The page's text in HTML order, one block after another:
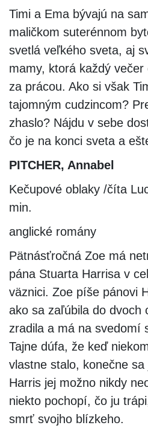
Timi a Ema bývajú na
maličkom suterénnom
svetlá veľkého sveta, aj
mamy, ktorá každý
za prácou. Ako si však
tajomným cudzincom?
zhaslo? Nájdu v sebe
čo je na konci sveta a
PITCHER, Annabel
Kečupové oblaky /číta
min.
anglické romány
Pätnásťročná Zoe má
pána Stuarta Harrisa v
väznici. Zoe píše pánovi
ako sa zaľúbila do dvoch
zradila a má na svedomí
Tajne dúfa, že keď
vlastne stalo, konečne
Harris jej možno nikdy
niekto pochopí, čo ju
smrť svojho blízkeho.